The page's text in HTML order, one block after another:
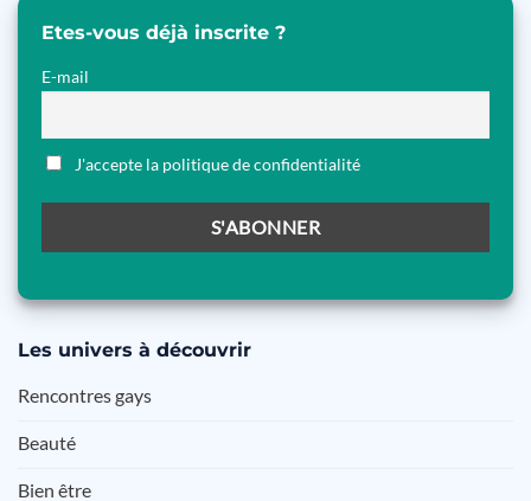
Etes-vous déjà inscrite ?
E-mail
J'accepte la politique de confidentialité
Les univers à découvrir
Rencontres gays
Beauté
Bien être